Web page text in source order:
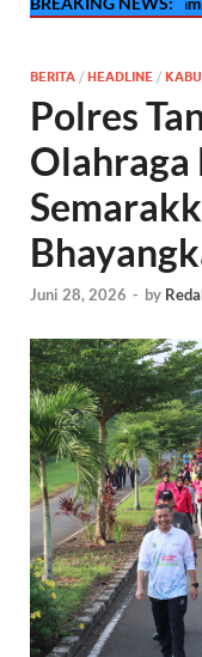
BERITA / HEADLINE /
Polres
Olahraga
Juni 28, 2026 - by